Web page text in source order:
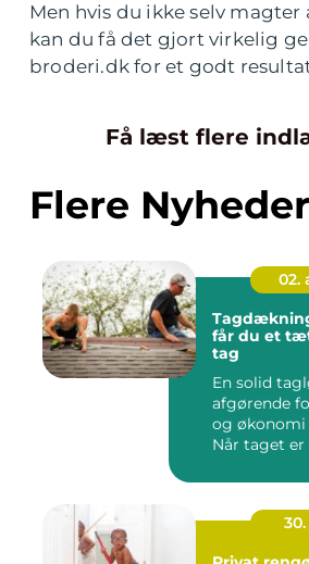
Men hvis du ikke selv magter
kan du få det gjort virkelig
broderi.dk for et godt
Få læst flere
Flere Nyheder
02.
Tagdækning
får du et
tag
En solid
afgørende
og økonomi
Når taget